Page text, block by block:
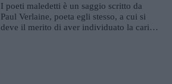
I poeti maledetti è un saggio scritto da
Paul Verlaine, poeta egli stesso, a cui si
deve il merito di aver individuato la carica